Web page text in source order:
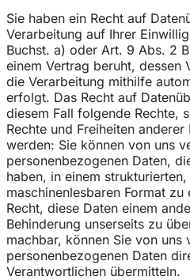
Sie haben ein Recht auf
Verarbeitung auf Ihrer
Buchst. a) oder Art. 9 Abs. 2
einem Vertrag beruht, dessen
die Verarbeitung mithilfe
erfolgt. Das Recht auf
diesem Fall folgende Rechte,
Rechte und Freiheiten
werden: Sie können von uns
personenbezogenen Daten,
haben, in einem
maschinenlesbaren Format
Recht, diese Daten einem
Behinderung unserseits zu
machbar, können Sie von uns
personenbezogenen Daten
Verantwortlichen übermitteln.